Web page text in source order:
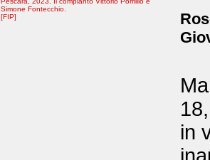
Simone Fontecchio.
[FIP]
in